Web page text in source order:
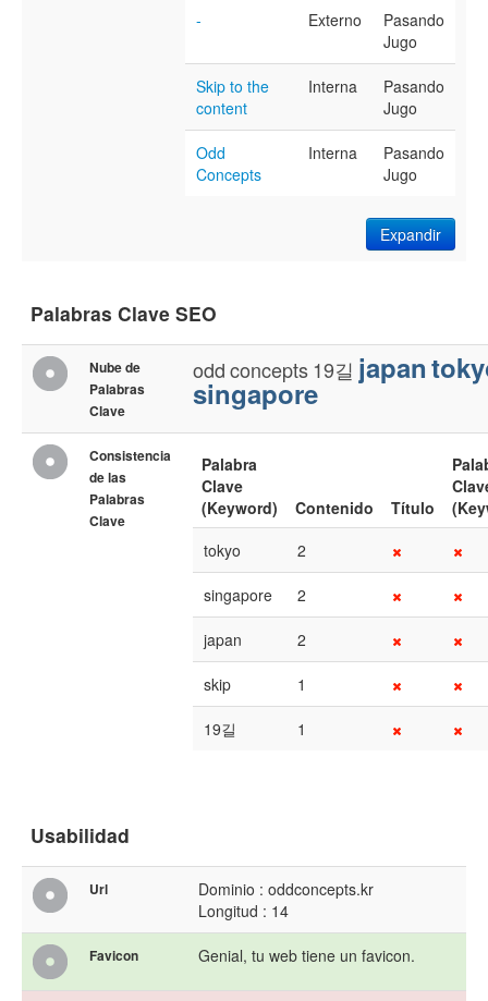
- Externo
Pasando
Jugo
Skip to the
content
Interna
Pasando
Jugo
Odd
Concepts
Interna
Pasando
Jugo
Expandir
Palabras Clave SEO
Nube de
Palabras
Clave
oddconcepts 19길 japan
singapore
Consistencia
de las
Palabras
Clave
Palabra
Clave
(Keyword)
Contenido Título
tokyo
2
singapore 2
japan 2
skip 1
19길 1
Usabilidad
Url
Dominio : oddconcepts.kr
Longitud : 14
Favicon Genial, tu web tiene un favicon.